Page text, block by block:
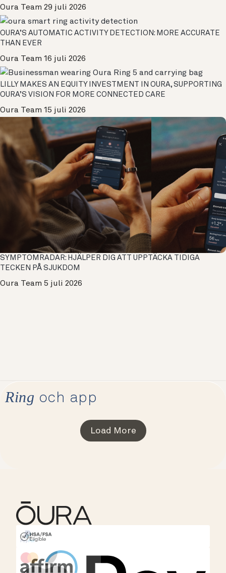
Oura Team 29 juli 2026
OURA’S AUTOMATIC ACTIVITY DETECTION: MORE ACCURATE
THAN EVER
Oura Team 16 juli 2026
LILLY MAKES AN EQUITY INVESTMENT IN OURA, SUPPORTING
OURA’S VISION FOR MORE CONNECTED CARE
Oura Team 15 juli 2026
SYMPTOMRADAR: HJÄLPER DIG ATT UPPTÄCKA TIDIGA
TECKEN PÅ SJUKDOM
Oura Team 5 juli 2026
Ring och app
Load More
HSA/FSA Eligible
Affirm